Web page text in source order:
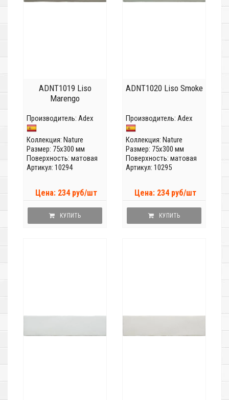
ADNT1019 Liso
Marengo
Производитель: Adex
Коллекция: Nature
Размер: 75x300 мм
Поверхность: матовая
Артикул: 10294
Цена: 234 руб/шт
КУПИТЬ
ADNT1020 Liso Smoke
Производитель: Adex
Коллекция: Nature
Размер: 75x300 мм
Поверхность: матовая
Артикул: 10295
Цена: 234 руб/шт
КУПИТЬ